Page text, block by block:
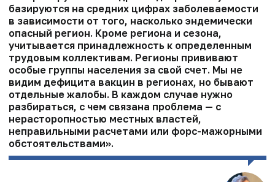
базируются на средних цифрах заболеваемости
в зависимости от того, насколько эндемически
опасный регион. Кроме региона и сезона,
учитывается принадлежность к определенным
трудовым коллективам. Регионы прививают
особые группы населения за свой счет. Мы не
видим дефицита вакцин в регионах, но бывают
отдельные жалобы. В каждом случае нужно
разбираться, с чем связана проблема — с
нерасторопностью местных властей,
неправильными расчетами или форс-мажорными
обстоятельствами».